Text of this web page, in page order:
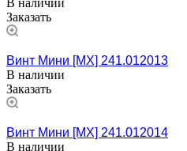
Заказать
Винт Мини [MX] 241.012013
В наличии
Заказать
Винт Мини [MX] 241.012014
В наличии